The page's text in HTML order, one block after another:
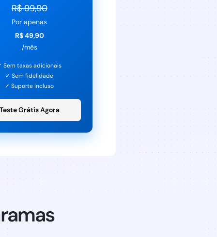
R$ 99,90
Por apenas
R$ 49,90
/mês
Sem taxas adicionais
✓ Sem fidelidade
✓ Suporte incluso
Grátis Agora